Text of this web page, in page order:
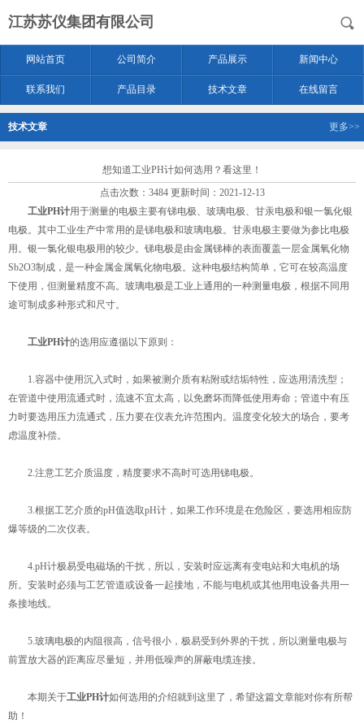
江苏苏仪集团有限公司
网站首页 公司简介 产品展示 新闻中心
联系我们 产品目录 技术文章 在线留言
技术文章 更多>>
想知道工业PH计如何选用？看这里！
点击次数：3484 更新时间：2021-12-13
工业PH计用于测量的电极主要有锑电极、玻璃电极、甘汞电极和银一氯化银
电极。其中工业生产中常用的是锑电极和玻璃电极。甘汞电极主要做为参比电极
用。银一氯化银电极用的较少。锑电极是由金属锑棒的表面覆盖一层金属氧化物
Sb2O3制成，是一种金属金属氧化物电极。这种电极结构简单，它可在较高温度
下使用，但测量精度不高。玻璃电极是工业上通用的一种测量电极，根据不同用
途可制成多种形式和尺寸。
工业PH计的选用应遵循以下原则：
1.容器中使用沉入式时，如果被测介质有粘附或结垢特性，应选用清洗型；
在管道中使用流通式时，流速不宜太高，以免磨坏而降低使用寿命；管道中有压
力时要选用压力流通式，压力要在仪表允许范围内。温度变化较大的场合，要考
虑温度补偿。
2.注意工艺介质温度，精度要求不高时可选用锑电极。
3.根据工艺介质的pH值选取pH计，如果工作环境是在危险区，要选用相应防
爆等级的二次仪表。
4.pH计极易受电磁场的干扰，所以，安装时应远离有变电站和大电机的场
所。安装时必须与工艺管道或设备一起接地，不能与电机或其他用电设备共用一
条接地线。
5.玻璃电极的内阻很高，信号很小，极易受到外界的干扰，所以测量电极与
前置放大器的距离应尽量短，并用低噪声的屏蔽电缆连接。
本期关于工业PH计如何选用的介绍就到这里了，希望这篇文章能对你有所帮
助！